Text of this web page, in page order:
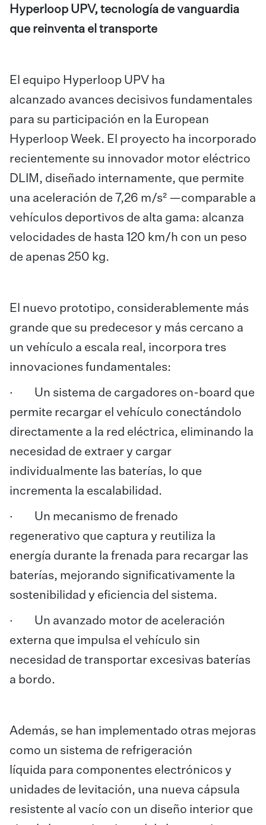
Hyperloop UPV, tecnología de vanguardia
que reinventa el transporte
El equipo Hyperloop UPV ha
alcanzado avances decisivos fundamentales
para su participación en la European
Hyperloop Week. El proyecto ha incorporado
recientemente su innovador motor eléctrico
DLIM, diseñado internamente, que permite
una aceleración de 7,26 m/s² —comparable a
vehículos deportivos de alta gama: alcanza
velocidades de hasta 120 km/h con un peso
de apenas 250 kg.
El nuevo prototipo, considerablemente más
grande que su predecesor y más cercano a
un vehículo a escala real, incorpora tres
innovaciones fundamentales:
· Un sistema de cargadores on-board que
permite recargar el vehículo conectándolo
directamente a la red eléctrica, eliminando la
necesidad de extraer y cargar
individualmente las baterías, lo que
incrementa la escalabilidad.
· Un mecanismo de frenado
regenerativo que captura y reutiliza la
energía durante la frenada para recargar las
baterías, mejorando significativamente la
sostenibilidad y eficiencia del sistema.
· Un avanzado motor de aceleración
externa que impulsa el vehículo sin
necesidad de transportar excesivas baterías
a bordo.
Además, se han implementado otras mejoras
como un sistema de refrigeración
líquida para componentes electrónicos y
unidades de levitación, una nueva cápsula
resistente al vacío con un diseño interior que